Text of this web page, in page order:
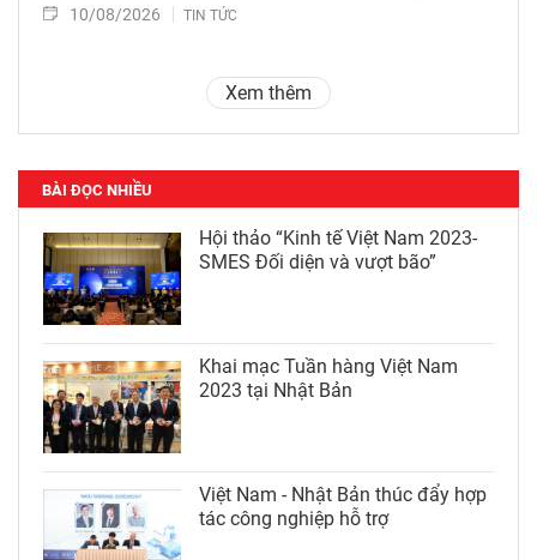
10/08/2026 TIN TỨC
Xem thêm
BÀI ĐỌC NHIỀU
Hội thảo “Kinh tế Việt Nam 2023-
SMES Đối diện và vượt bão”
Khai mạc Tuần hàng Việt Nam
2023 tại Nhật Bản
Việt Nam - Nhật Bản thúc đẩy hợp
tác công nghiệp hỗ trợ